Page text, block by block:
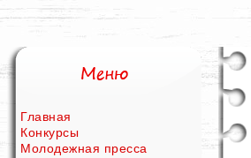
Главная
Конкурсы
Молодежная пресса